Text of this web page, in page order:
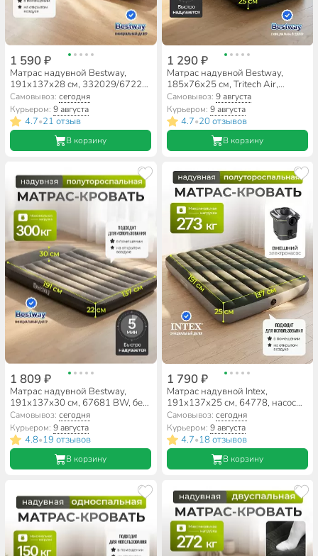
1 590 ₽
Матрас надувной Bestway,
191х137х28 см, 332029/67225,
насос встроенный, ножной,
флокированный, 300 кг
Самовывоз:сегодня
Курьером:9 августа
4.7•21 отзыв
В корзину
1 290 ₽
Матрас надувной Bestway,
185х76х25 см, Tritech Air,
6713K, без насоса,
флокированный, 150 кг
Самовывоз: 9 августа
Курьером: 9 августа
4.7•20 отзывов
В корзину
1 809 ₽
Матрас надувной Bestway,
191х137х30 см, 67681 BW, без
насоса, флокированный, 300 кг
Самовывоз:сегодня
Курьером:9 августа
4.8•19 отзывов
В корзину
1 790 ₽
Матрас надувной Intex,
191х137х25 см, 64778, насос
внешний, на батарейках,
флокированный, 273 кг
Самовывоз: сегодня
Курьером: 9 августа
4.7•18 отзывов
В корзину